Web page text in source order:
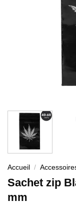
Accueil /
Sachet zip
mm